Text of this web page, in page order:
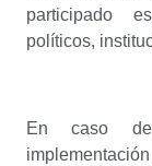
participado
políticos,
En caso de